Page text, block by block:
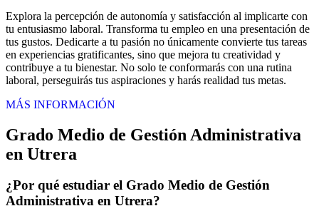
Explora la percepción de autonomía y satisfacción al implicarte con
tu entusiasmo laboral. Transforma tu empleo en una presentación de
tus gustos. Dedicarte a tu pasión no únicamente convierte tus tareas
en experiencias gratificantes, sino que mejora tu creatividad y
contribuye a tu bienestar. No solo te conformarás con una rutina
laboral, perseguirás tus aspiraciones y harás realidad tus metas.
MÁS INFORMACIÓN
Grado Medio de Gestión Administrativa
en Utrera
¿Por qué estudiar el Grado Medio de Gestión
Administrativa en Utrera?